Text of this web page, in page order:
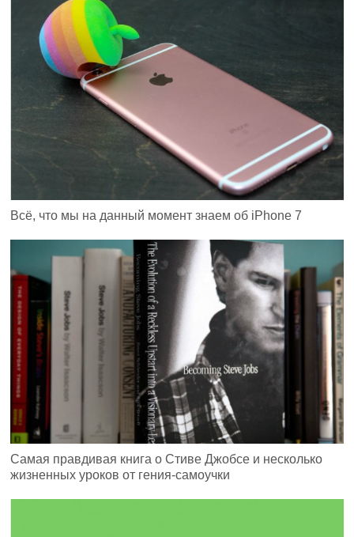
Всё, что мы на данный момент знаем об iPhone 7
Самая правдивая книга о Стиве Джобсе и несколько
жизненных уроков от гения-самоучки